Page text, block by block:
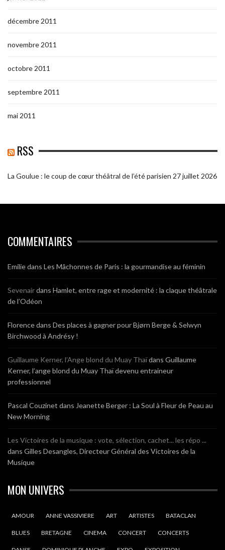
décembre 2011
novembre 2011
octobre 2011
septembre 2011
mai 2011
RSS
La Goulue : le coup de cœur théâtral de l’été parisien 27 juillet 2026
COMMENTAIRES
Emiliedans Les Mâchonnes de Paris : la gourmandise au féminin
Sevenairdans Hamlet, entre rage et modernité : la claque théâtrale
de l’Odéon
Florencedans Des places à gagner pour Bjørn Berge & Selwyn
Birchwood à Andrésy !
Guillaume Kerner, l’Ange blond du Muay Thaïdans Guillaume
Kerner, l’ange blond du Muay Thaï devenu entraineur
professionnel
Pascal Couzinet dans Jeanette Berger : La Soul à Fleur de Peau au
New Morning
Les Victoires de la musique : vote, sélection, cachet... les répo ...
dans Gilles Desangles, Directeur Général des Victoires de la
Musique
MON UNIVERS
AMOUR ANNE VASSIVIERE ART ARTISTES BATACLAN
BLUES BRETAGNE CINEMA CONCERT CONCERTS